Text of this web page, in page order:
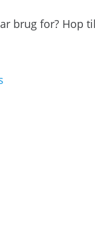
brug for? Hop